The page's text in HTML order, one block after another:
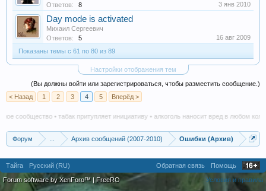
Ответов:
8 3 янв 2010
Day mode is activated
Михаил Сергеевич
Ответов:
5
16 авг 2009
Показаны темы с 61 по 80 из 89
Настройки отображения тем
(Вы должны войти или зарегистрироваться, чтобы разместить сообщение.)
< Назад
1 2 3 4 5 Вперёд >
сообщество • табак притупляет инициативу • алкоголь наносит вред в любом
Форум Архив сообщений (2007-2010) Ошибки (Архив)
Тайга Русский (RU) Обратная связь
Помощь
Условия и правила
Forum software by XenForo™ |FreeRO